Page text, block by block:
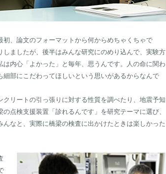
、論文のフォーマットから何からめちゃくちゃで
しましたが、後半はみんな研究にのめり込んで、実験方
内心「よかった」と毎年、思うんです。人の命に関わ
部にこだわってほしいという思いがあるからなんで
リートの引っ張りに対する性質を調べたり、地震予知
点検支援装置「診れるんです」を研究テーマに選び、
なと、実際に橋梁の検査に出かけたときは楽しかった